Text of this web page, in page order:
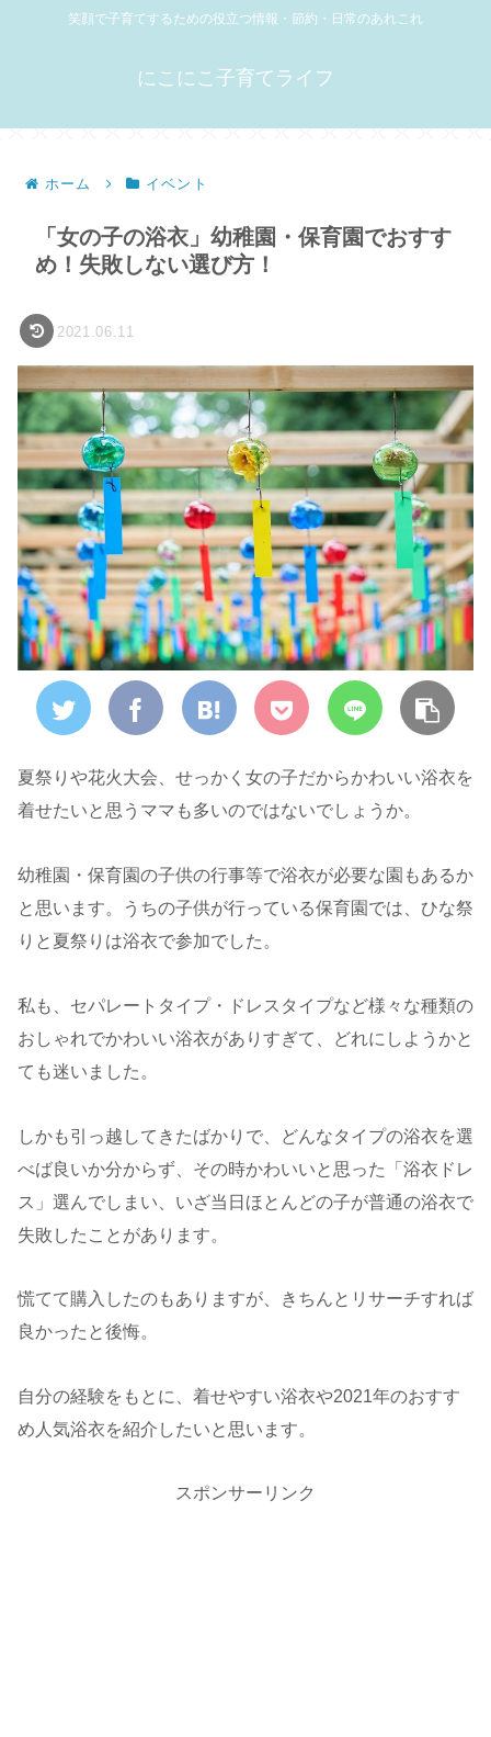
笑顔で子育てするための役立つ情報・節約・日常のあれこれ
にこにこ子育てライフ
ホーム イベント
「女の子の浴衣」幼稚園・保育園でおすす
め！失敗しない選び方！
2021.06.11
夏祭りや花火大会、せっかく女の子だからかわいい浴衣を
着せたいと思うママも多いのではないでしょうか。
幼稚園・保育園の子供の行事等で浴衣が必要な園もあるか
と思います。うちの子供が行っている保育園では、ひな祭
りと夏祭りは浴衣で参加でした。
私も、セパレートタイプ・ドレスタイプなど様々な種類の
おしゃれでかわいい浴衣がありすぎて、どれにしようかと
ても迷いました。
しかも引っ越してきたばかりで、どんなタイプの浴衣を選
べば良いか分からず、その時かわいいと思った「浴衣ドレ
ス」選んでしまい、いざ当日ほとんどの子が普通の浴衣で
失敗したことがあります。
慌てて購入したのもありますが、きちんとリサーチすれば
良かったと後悔。
自分の経験をもとに、着せやすい浴衣や2021年のおすす
め人気浴衣を紹介したいと思います。
スポンサーリンク